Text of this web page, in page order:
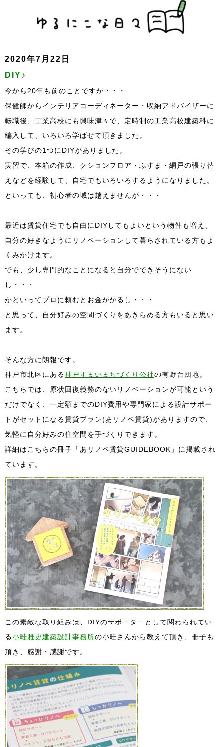
2020年7月22日
DIY♪
今から20年も前のことですが・・・
保健師からインテリアコーディネーター・収納アドバイザーに
転職後、工業高校にも興味津々で、定時制の工業高校建築科に
編入して、いろいろ学ばせて頂きました。
その学びの1つにDIYがありました。
実習で、本箱の作成、クションフロア・ふすま・網戸の張り替
えなどを経験して、自宅でもいろいろするようになりました。
といっても、初心者の域は越えませんが・・・
最近は賃貸住宅でも自由にDIYしてもよいという物件も増え、
自分の好きなようにリノベーションして暮らされている方もよ
くみかけます。
でも、少し専門的なことになると自分でできそうにない
し・・・
かといってプロに頼むとお金がかるし・・・
と思って、自分好みの空間づくりをあきらめる方もいると思い
ます。
そんな方に朗報です。
神戸市北区にある神戸すまいまちづくり公社の有野台団地。
こちらでは、原状回復義務のないリノベーションが可能という
だけでなく、一定額までのDIY費用や専門家による設計サポー
トがセットになる賃貸プラン(あリノベ賃貸)がありますので、
気軽に自分好みの住空間を手づくりできます。
詳細はこちらの冊子「あリノベ賃貸GUIDEBOOK」に掲載され
ています。
この素敵な取り組みは、DIYのサポーターとして関わられてい
る小畦雅史建築設計事務所の小畦さんから教えて頂き、冊子も
頂き、感謝・感謝です。